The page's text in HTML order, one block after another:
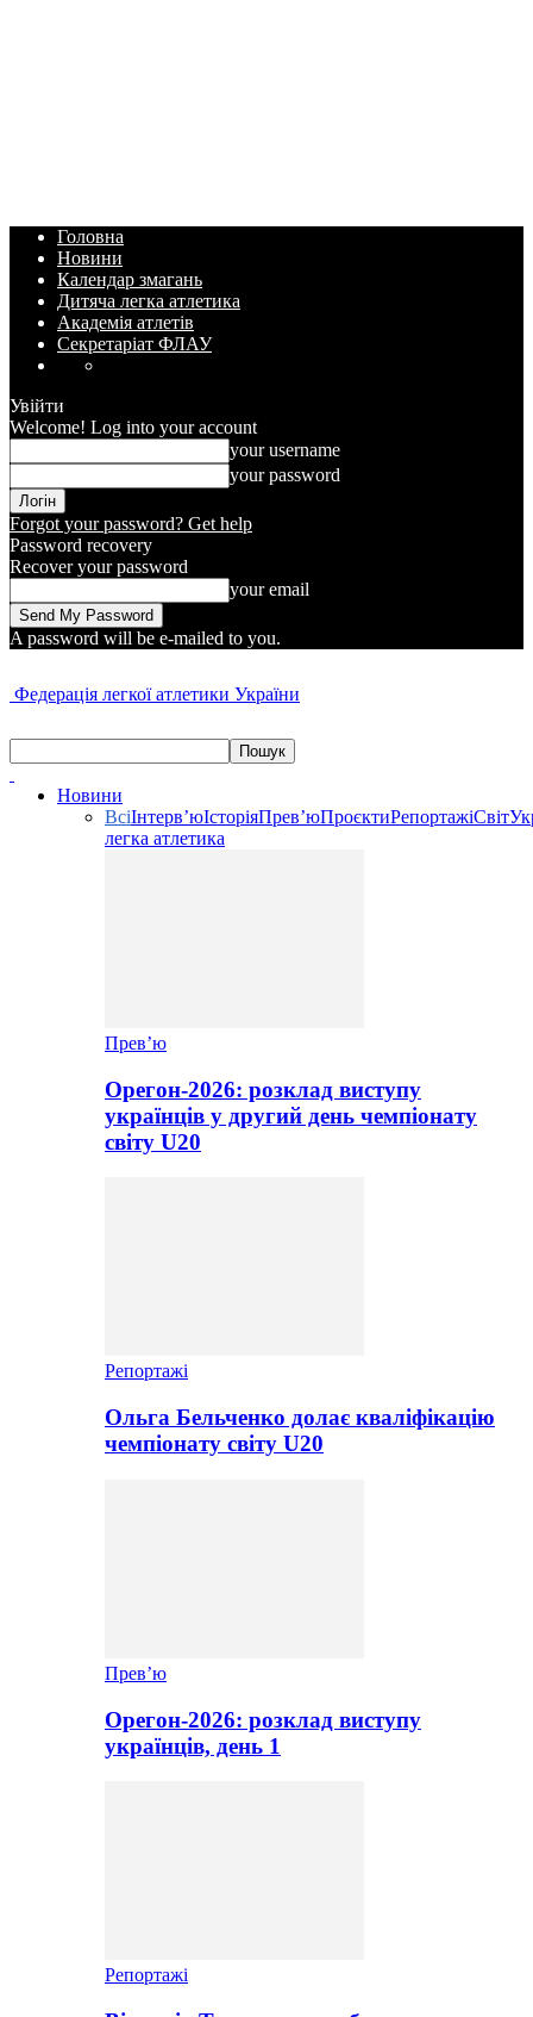
Головна
Новини
Календар змагань
Дитяча легка атлетика
Академія атлетів
Секретаріат ФЛАУ
Увійти
Welcome! Log into your account
your username
your password
Forgot your password? Get help
Password recovery
Recover your password
your email
A password will be e-mailed to you.
Федерація легкої атлетики України
Новини
ВсіІнтерв’юІсторіяПрев’юПроєктиРепортажіСвіт
легка атлетика
Прев’ю
Орегон-2026: розклад виступу
українців у другий день чемпіонату
світу U20
Репортажі
Ольга Бельченко долає кваліфікацію
чемпіонату світу U20
Прев’ю
Орегон-2026: розклад виступу
українців, день 1
Репортажі